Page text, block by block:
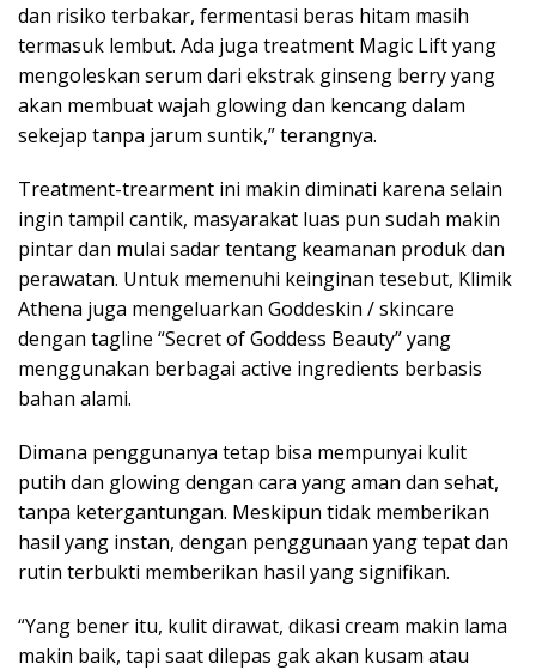
dan risiko terbakar, fermentasi beras hitam masih
termasuk lembut. Ada juga treatment Magic Lift yang
mengoleskan serum dari ekstrak ginseng berry yang
akan membuat wajah glowing dan kencang dalam
sekejap tanpa jarum suntik,” terangnya.
Treatment-trearment ini makin diminati karena selain
ingin tampil cantik, masyarakat luas pun sudah makin
pintar dan mulai sadar tentang keamanan produk dan
perawatan. Untuk memenuhi keinginan tesebut, Klimik
Athena juga mengeluarkan Goddeskin / skincare
dengan tagline “Secret of Goddess Beauty” yang
menggunakan berbagai active ingredients berbasis
bahan alami.
Dimana penggunanya tetap bisa mempunyai kulit
putih dan glowing dengan cara yang aman dan sehat,
tanpa ketergantungan. Meskipun tidak memberikan
hasil yang instan, dengan penggunaan yang tepat dan
rutin terbukti memberikan hasil yang signifikan.
“Yang bener itu, kulit dirawat, dikasi cream makin lama
makin baik, tapi saat dilepas gak akan kusam atau